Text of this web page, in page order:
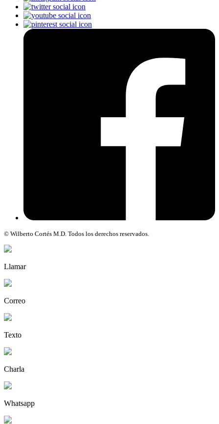
© Wilberto Cortés M.D. Todos los derechos reservados.
Llamar
Correo
Texto
Charla
Whatsapp